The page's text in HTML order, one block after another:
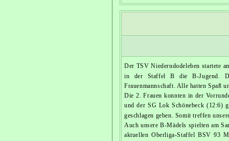
Der TSV Niederndodeleben startete
in der Staffel B die B-Jugend.
Frauenmannschaft. Alle hatten Spaß
Die 2. Frauen konnten in der
und der SG Lok Schönebeck (12:6)
geschlagen geben. Somit treffen
Auch unsere B-Mädels spielten am
aktuellen Oberliga-Staffel BSV 93